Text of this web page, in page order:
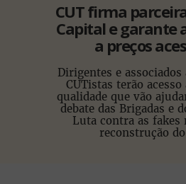
CUT firma
Capital e garante
a preços
Dirigentes e
CUTistas terão
qualidade que vão
debate das Brigadas e
Luta contra as fakes
reconstrução